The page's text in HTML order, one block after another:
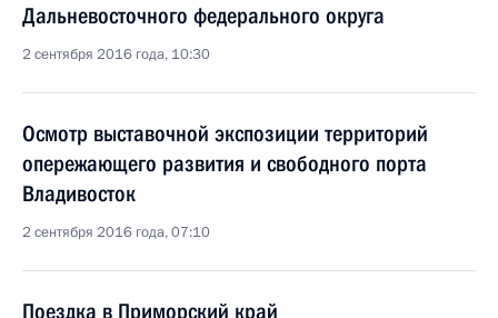
Дальневосточного федерального округа
2 сентября 2016 года, 10:30
Осмотр выставочной экспозиции территорий
опережающего развития и свободного порта
Владивосток
2 сентября 2016 года, 07:10
Поездка в Приморский край